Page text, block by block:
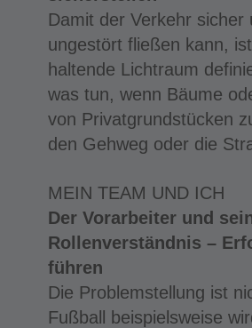
Damit der Verkehr sicher
ungestört fließen kann,
haltende Lichtraum
was tun, wenn Bäume
von Privatgrundstücken
den Gehweg oder die
MEIN TEAM UND ICH
Der Vorarbeiter und
Rollenverständnis –
führen
Die Problemstellung ist
Fußball beispielsweise